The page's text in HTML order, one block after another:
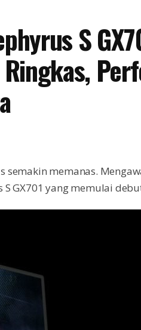
S
memanas.
GX701 yang memulai